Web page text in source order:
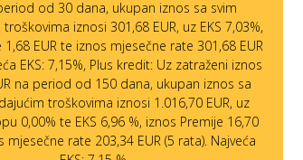
od 30 dana, ukupan iznos sa svim
iznosi 301,68 EUR, uz EKS 7,03%,
EUR te iznos mjesečne rate 301,68 EUR
EKS: 7,15%, Plus kredit: Uz zatraženi iznos
na period od 150 dana, ukupan iznos sa
troškovima iznosi 1.016,70 EUR, uz
0,00% te EKS 6,96 %, iznos Premije 16,70
mjesečne rate 203,34 EUR (5 rata). Najveća